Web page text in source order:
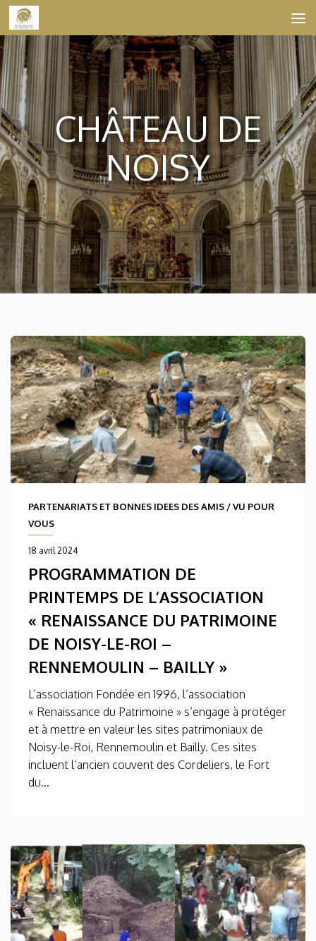
Skip to content
CHÂTEAU DE
NOISY
PARTENARIATS ET BONNES IDEES DES AMIS /VU POUR
VOUS
18 avril 2024
PROGRAMMATION DE
PRINTEMPS DE L’ASSOCIATION
« RENAISSANCE DU PATRIMOINE
DE NOISY-LE-ROI –
RENNEMOULIN – BAILLY »
L’association Fondée en 1996, l’association
« Renaissance du Patrimoine » s’engage à protéger
et à mettre en valeur les sites patrimoniaux de
Noisy-le-Roi, Rennemoulin et Bailly. Ces sites
incluent l’ancien couvent des Cordeliers, le Fort
du...